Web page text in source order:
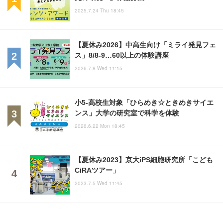
2025.7.24 Thu 18:45
【夏休み2026】中高生向け「ミライ発見フェ
ス」8/8-9…60以上の体験講座
2026.7.8 Wed 11:15
小5-高校生対象「ひらめき☆ときめきサイエ
ンス」大学の研究室で科学を体験
2026.6.22 Mon 18:45
【夏休み2023】京大iPS細胞研究所「こども
CiRAツアー」
2023.7.5 Wed 11:45